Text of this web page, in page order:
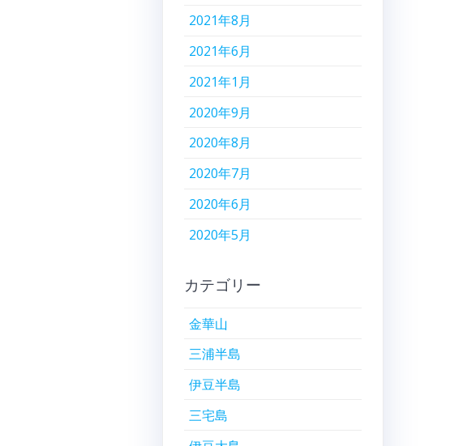
2021年8月
2021年6月
2021年1月
2020年9月
2020年8月
2020年7月
2020年6月
2020年5月
カテゴリー
金華山
三浦半島
伊豆半島
三宅島